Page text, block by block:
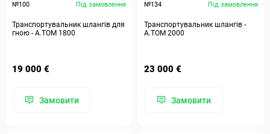
№100 Під замовлення
Транспортувальник шлангів для
гною - А.ТОМ 1800
19 000 €
Замовити
№134 Під замовлення
Транспортувальник шлангів -
A.TOM 2000
23 000 €
Замовити